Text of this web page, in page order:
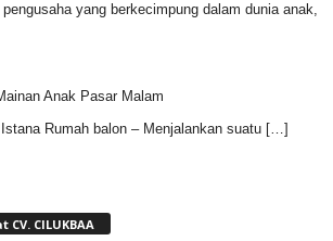
pengusaha yang berkecimpung dalam dunia anak,
Anak Pasar Malam
Rumah balon – Menjalankan suatu […]
CILUKBAA